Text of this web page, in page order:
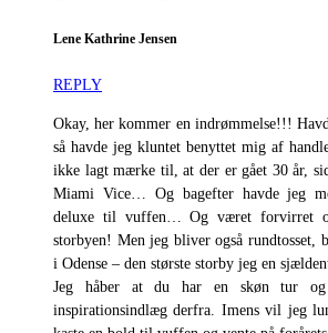
Lene Kathrine Jensen
REPLY
Okay, her kommer en indrømmelse!!!
så havde jeg kluntet benyttet mig af
ikke lagt mærke til, at der er gået 30 år,
Miami Vice… Og bagefter havde jeg
deluxe til vuffen… Og været forvirret
storbyen! Men jeg bliver også rundtosset,
i Odense – den største storby jeg en
Jeg håber at du har en skøn tur
inspirationsindlæg derfra. Imens vil jeg